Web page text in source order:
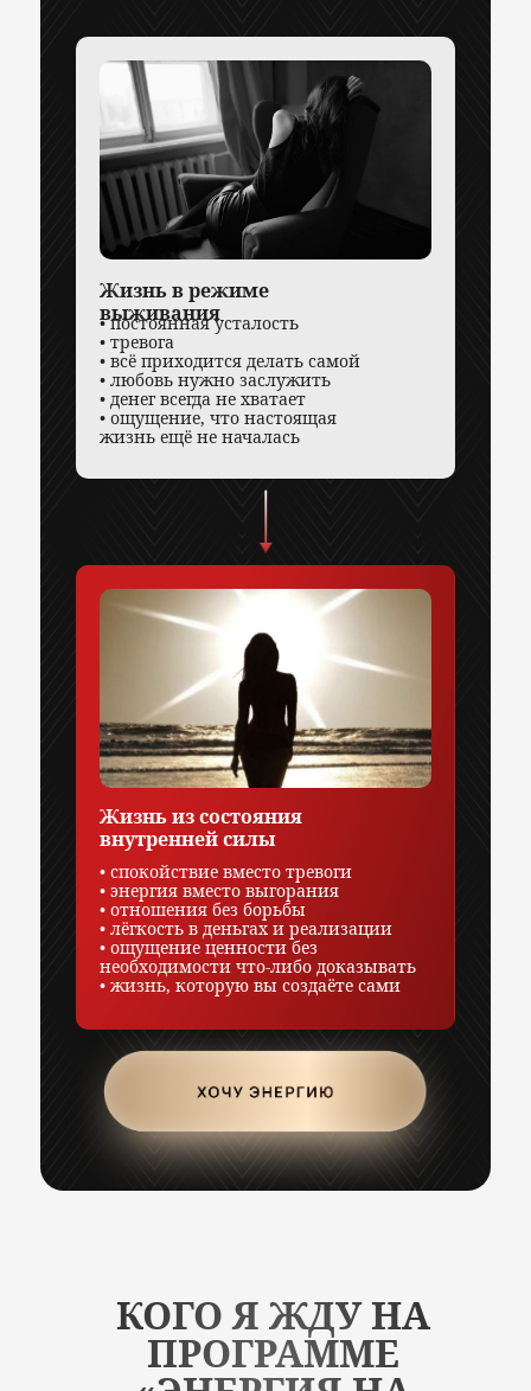
• постоянная усталость
• тревога
• всё приходится делать самой
• любовь нужно заслужить
• денег всегда не хватает
• ощущение, что настоящая
жизнь ещё не началась
• спокойствие вместо тревоги
• энергия вместо выгорания
• отношения без борьбы
• лёгкость в деньгах и реализации
• ощущение ценности без
необходимости что-либо доказывать
• жизнь, которую вы создаёте сами
Жизнь в режиме
выживания
Жизнь из состояния
внутренней силы
КОГО Я ЖДУ НА
ПРОГРАММЕ